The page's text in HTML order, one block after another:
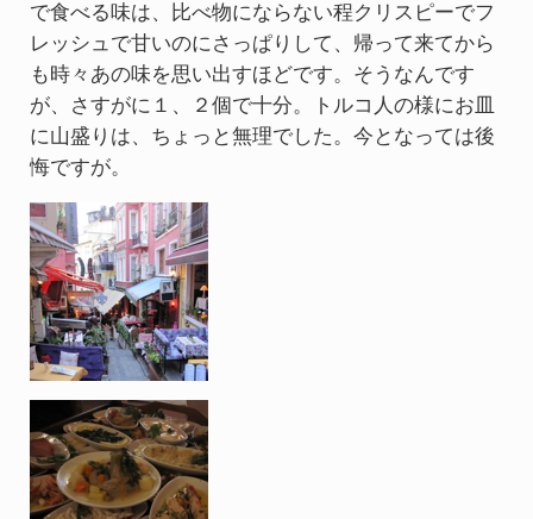
で食べる味は、比べ物にならない程クリスピーでフ
レッシュで甘いのにさっぱりして、帰って来てから
も時々あの味を思い出すほどです。そうなんです
が、さすがに１、２個で十分。トルコ人の様にお皿
に山盛りは、ちょっと無理でした。今となっては後
悔ですが。